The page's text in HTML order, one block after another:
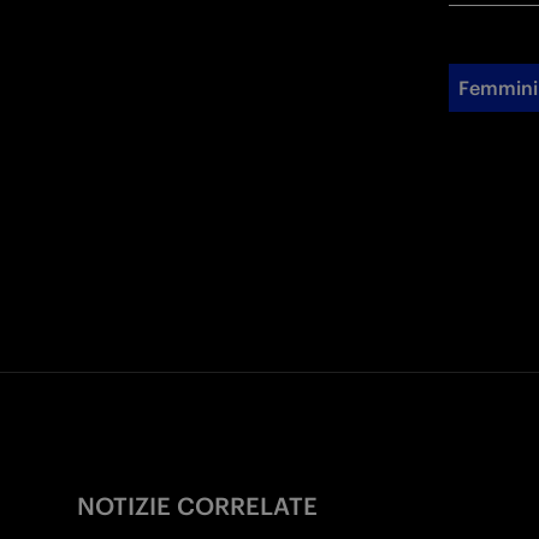
NOTIZIE CORRELATE